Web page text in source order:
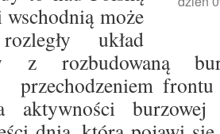
wschodnią może
układ
z rozbudowaną
przechodzeniem frontu
aktywności